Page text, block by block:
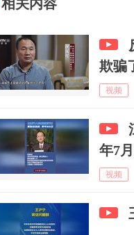
相关内容
欺骗
视频
年7
视频